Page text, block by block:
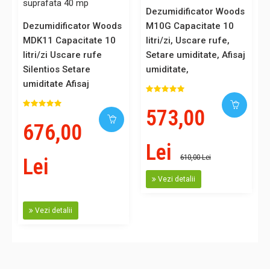
Dezumidificator Woods
MDK11 Capacitate 10
litri/zi Uscare rufe
Silentios Setare
umiditate Afisaj
electronic Timer,
676,00
Lei
Vezi detalii
Dezumidificator Woods
M10G Capacitate 10
litri/zi, Uscare rufe,
Setare umiditate, Afisaj
umiditate,
Timer,suprafata 20mp
573,00
Lei
610,00 Lei
Vezi detalii